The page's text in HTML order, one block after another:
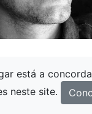
está a
neste site.